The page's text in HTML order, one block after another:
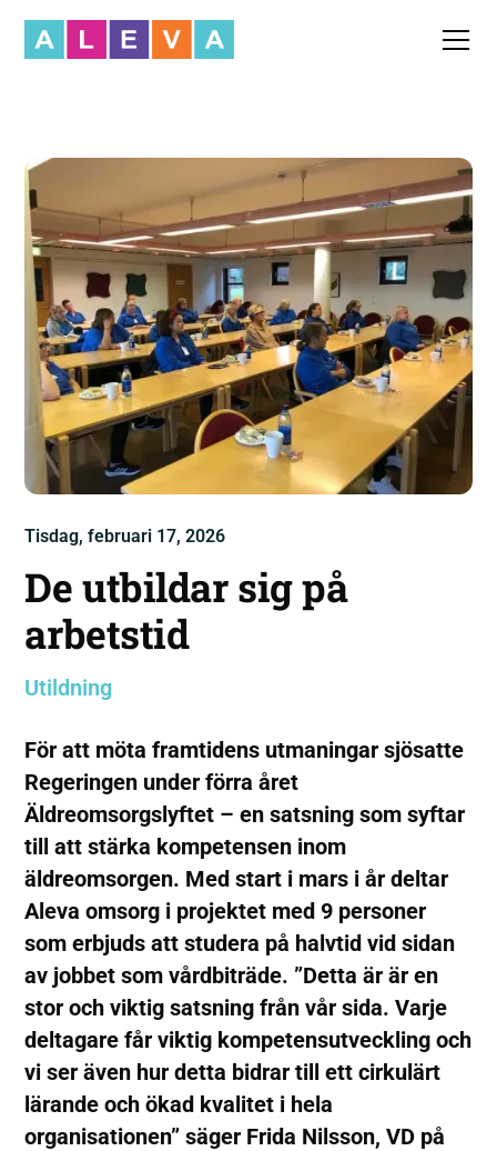
Tisdag, februari 17, 2026
De utbildar sig på
arbetstid
Utildning
För att möta framtidens utmaningar sjösatte
Regeringen under förra året
Äldreomsorgslyftet – en satsning som syftar
till att stärka kompetensen inom
äldreomsorgen. Med start i mars i år deltar
Aleva omsorg i projektet med 9 personer
som erbjuds att studera på halvtid vid sidan
av jobbet som vårdbiträde. ”Detta är är en
stor och viktig satsning från vår sida. Varje
deltagare får viktig kompetensutveckling och
vi ser även hur detta bidrar till ett cirkulärt
lärande och ökad kvalitet i hela
organisationen” säger Frida Nilsson, VD på